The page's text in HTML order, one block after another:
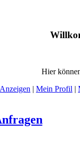
Hier
| Mein Profil |